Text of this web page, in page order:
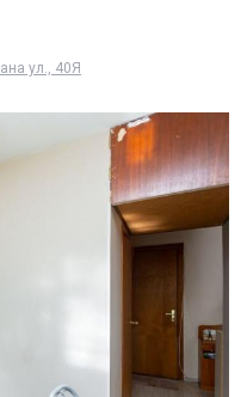
ул., 40Я